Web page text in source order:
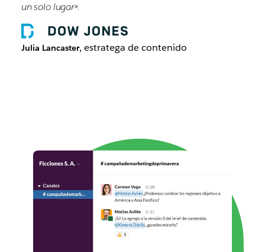
un solo lugar».
Julia Lancaster, estratega de contenido